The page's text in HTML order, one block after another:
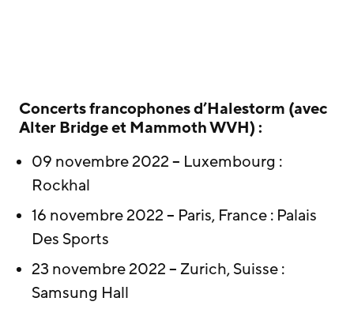
Concerts francophones d’Halestorm (avec
Alter Bridge et Mammoth WVH) :
09 novembre 2022 – Luxembourg :
Rockhal
16 novembre 2022 – Paris, France : Palais
Des Sports
23 novembre 2022 – Zurich, Suisse :
Samsung Hall